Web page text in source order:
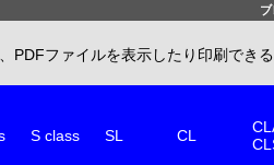
PDFファイルを表示したり印刷でき
S class SL CL